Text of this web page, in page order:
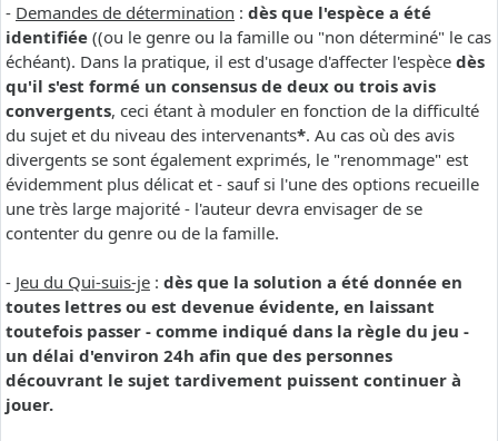
- Demandes de détermination : dès que l'espèce a été
identifiée ((ou le genre ou la famille ou "non déterminé" le cas
échéant). Dans la pratique, il est d'usage d'affecter l'espèce dès
qu'il s'est formé un consensus de deux ou trois avis
convergents, ceci étant à moduler en fonction de la difficulté
du sujet et du niveau des intervenants*. Au cas où des avis
divergents se sont également exprimés, le "renommage" est
évidemment plus délicat et - sauf si l'une des options recueille
une très large majorité - l'auteur devra envisager de se
contenter du genre ou de la famille.
- Jeu du Qui-suis-je : dès que la solution a été donnée en
toutes lettres ou est devenue évidente, en laissant
toutefois passer - comme indiqué dans la règle du jeu -
un délai d'environ 24h afin que des personnes
découvrant le sujet tardivement puissent continuer à
jouer.